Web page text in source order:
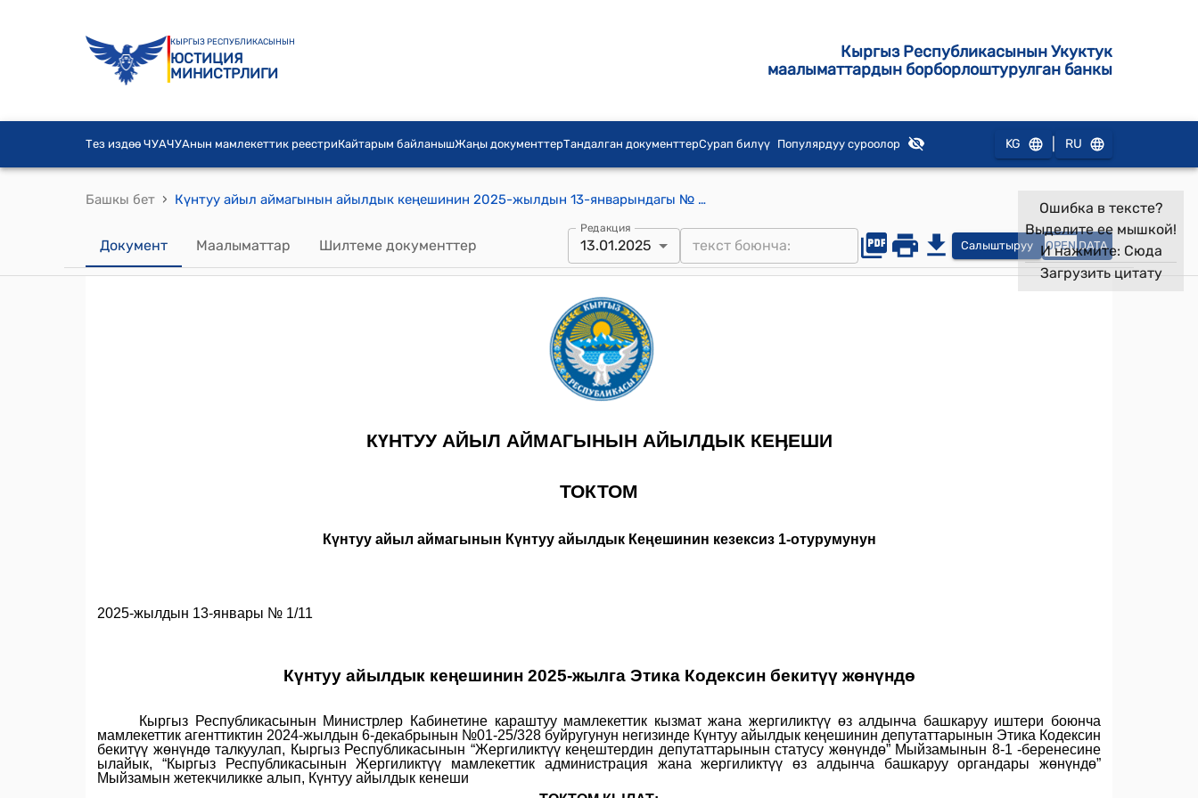
КЫРГЫЗ РЕСПУБЛИКАСЫНЫН
ЮСТИЦИЯ
МИНИСТРЛИГИ
Кыргыз Республикасынын Укуктук
маалыматтардын борборлоштурулган банкы
Тез издөө ЧУАЧУАнын мамлекеттик реестриКайтарым байланышЖаңы документтерТандалган документтерСурап билүү Популярдуу суроолор KG RU
Башкы бет › Күнтуу айыл аймагынын айылдык кеңешинин 2025-жылдын 13-январындагы № 1/11 "Күнтуу айылдык кеңешинин 2025-жылга Этика Кодексин бекитүү жөнүндө" токтому
Документ Маалыматтар Шилтеме документтер
Редакция
13.01.2025 Салыштыруу OPEN DATA
Ошибка в тексте?
Выделите ее мышкой!
И нажмите: Сюда
Загрузить цитату